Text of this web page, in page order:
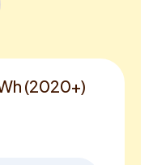
(2020+)